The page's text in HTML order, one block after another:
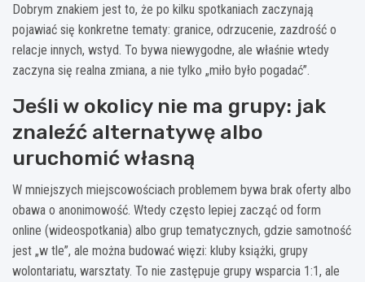
Dobrym znakiem jest to, że po kilku spotkaniach zaczynają
pojawiać się konkretne tematy: granice, odrzucenie, zazdrość o
relacje innych, wstyd. To bywa niewygodne, ale właśnie wtedy
zaczyna się realna zmiana, a nie tylko „miło było pogadać”.
Jeśli w okolicy nie ma grupy: jak
znaleźć alternatywę albo
uruchomić własną
W mniejszych miejscowościach problemem bywa brak oferty albo
obawa o anonimowość. Wtedy często lepiej zacząć od form
online (wideospotkania) albo grup tematycznych, gdzie samotność
jest „w tle”, ale można budować więzi: kluby książki, grupy
wolontariatu, warsztaty. To nie zastępuje grupy wsparcia 1:1, ale